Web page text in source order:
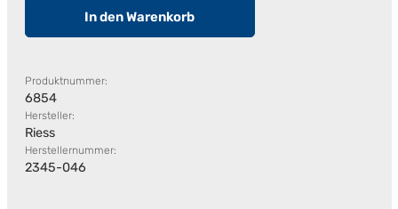
In den Warenkorb
Produktnummer:
6854
Hersteller:
Riess
Herstellernummer:
2345-046